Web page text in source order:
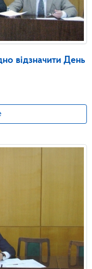
відзначити День